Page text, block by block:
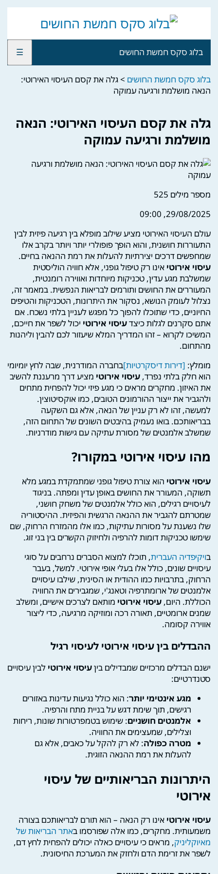
בלוג סקס חמשת החושים ☰
בלוג סקס חמשת החושים > גלה את קסם העיסוי האירוטי:
הנאה מושלמת ורגיעה עמוקה
גלה את קסם העיסוי האירוטי: הנאה
מושלמת ורגיעה עמוקה
מספר מילים 525
29/08/2025, 09:00
עולם העיסוי האירוטי מציע שילוב מופלא בין רגיעה פיזית לבין
התעוררות חושנית, והוא הופך פופולרי יותר ויותר בקרב אלו
שמחפשים דרכים יצירתיות להעלות את רמת ההנאה בחיים.
עיסוי אירוטי אינו רק טיפול גופני, אלא חוויה הוליסטית
שמשלבת מגע עדין, טכניקות מיוחדות ואווירה רומנטית,
המעוררים את החושים ותורמים לבריאות הנפשית. במאמר זה,
נצלול לעומק הנושא, נסקור את היתרונות, הטכניקות והטיפים
החיוניים, כדי שתוכלו להפוך כל מפגש לעניין בלתי נשכח. אם
אתם סקרנים לגלות כיצדעיסוי אירוטי יכול לשפר את חייכם,
המשיכו לקרוא – זהו המדריך המלא שיעזור לכם להבין וליהנות
מהתחום.
מומלץ: [דירות דיסקרטיות]בחברה המודרנית, שבה לחץ יומיומי
הוא חלק בלתי נפרד, עיסוי אירוטי מציע דרך מרעננת להשיב
את האיזון. מחקרים מראים כי מגע פיזי יכול להפחית מתחים
ולהגביר את ייצור ההורמונים הטובים, כמו אוקסיטוצין.
למעשה, זהו לא רק עניין של הנאה, אלא גם השקעה
בבריאותכם. בואו נעמיק בהיבטים השונים של התחום הזה,
שמשלב אלמנטים של מסורת עתיקה עם גישות מודרניות.
מהו עיסוי אירוטי במקורו?
עיסוי אירוטי הוא צורת טיפול גופני שמתמקדת במגע מלא
תשוקה, המעורר את החושים באופן עדין ומפתה. בניגוד
לעיסויים רגילים, הוא כולל אלמנטים של משחק חושני,
שמטרתם להגביר את ההנאה הרגשית והפיזית. ההיסטוריה
שלו נשענת על מסורות עתיקות, כמו אלו מהמזרח הרחוק, שם
שימשו טכניקות דומות להרפיה ולחיזוק הקשרים בין בני זוג.
בויקיפדיה העברית, תוכלו למצוא הסברים נרחבים על סוגי
עיסויים שונים, כולל אלו בעלי אופי אירוטי. למשל, בעבר
הרחוק, בתרבויות כמו ההודית או הסינית, שילבו עיסויים
אלמנטים של ארומתרפיה וטאנג'י, שמגבירים את החוויה
הכוללת. היום, עיסוי אירוטי מותאם לצרכים אישיים, ומשלב
שמנים ארומטיים, תאורה רכה ומוזיקה מרגיעה, כדי ליצור
אווירה קסומה.
ההבדלים בין עיסוי אירוטי לעיסוי רגיל
ישנם הבדלים מרכזיים שמבדילים ביןעיסוי אירוטי לבין עיסויים
סטנדרטיים:
מגע אינטימי יותר: הוא כולל נגיעות עדינות באזורים
רגישים, תוך שימת דגש על בניית מתח והרפיה.
אלמנטים חושניים: שימוש בטמפרטורות שונות, ריחות
וצלילים, שמעצימים את החוויה.
מטרה כפולה: לא רק להקל על כאבים, אלא גם
להעלות את רמת ההנאה הזוגית.
היתרונות הבריאותיים של עיסוי
אירוטי
עיסוי אירוטי אינו רק הנאה – הוא תורם לבריאותכם בצורה
משמעותית. מחקרים, כמו אלה שפורסמו באתר הבריאות של
מאיוקליניק, מראים כי עיסויים כאלה יכולים להפחית לחץ דם,
לשפר את זרימת הדם ולחזק את המערכת החיסונית.